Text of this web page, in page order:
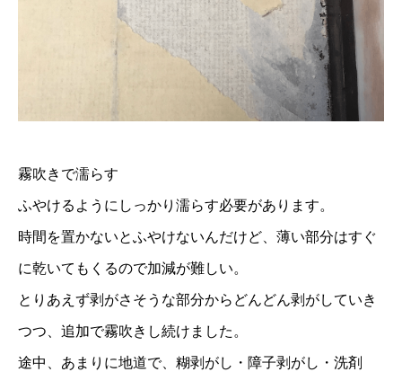
霧吹きで濡らす
ふやけるようにしっかり濡らす必要があります。
時間を置かないとふやけないんだけど、薄い部分はすぐ
に乾いてもくるので加減が難しい。
とりあえず剥がさそうな部分からどんどん剥がしていき
つつ、追加で霧吹きし続けました。
途中、あまりに地道で、糊剥がし・障子剥がし・洗剤